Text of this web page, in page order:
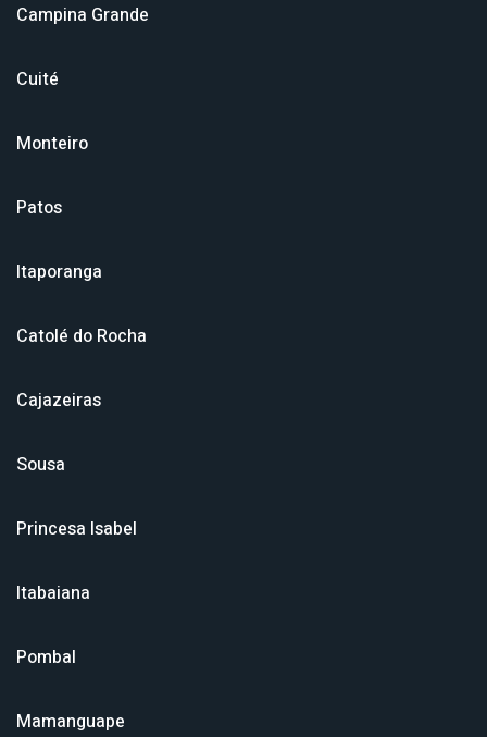
Campina Grande
Cuité
Monteiro
Patos
Itaporanga
Catolé do Rocha
Cajazeiras
Sousa
Princesa Isabel
Itabaiana
Pombal
Mamanguape